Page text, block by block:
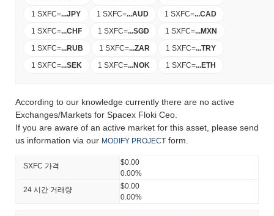
1 SXFC=...JPY 1 SXFC=...AUD 1 SXFC=...CAD
1 SXFC=...CHF 1 SXFC=...SGD 1 SXFC=...MXN
1 SXFC=...RUB 1 SXFC=...ZAR 1 SXFC=...TRY
1 SXFC=...SEK 1 SXFC=...NOK 1 SXFC=...ETH
According to our knowledge currently there are no active
Exchanges/Markets for Spacex Floki Ceo.
If you are aware of an active market for this asset, please send
us information via our MODIFY PROJECT form.
SXFC 가격
$0.00
0.00%
24 시간 거래량
$0.00
0.00%